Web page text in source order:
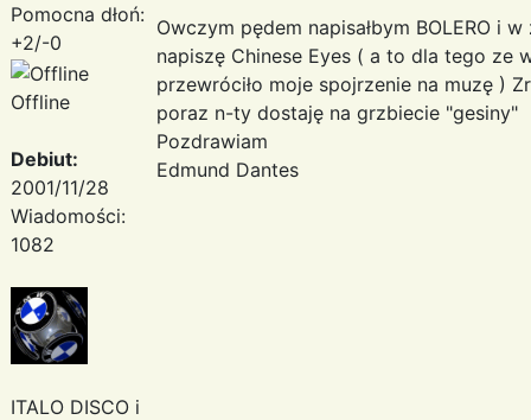
Pomocna dłoń:
+2/-0
Offline
Debiut:
2001/11/28
Wiadomości:
1082
ITALO DISCO i
Owczym pędem napisałbym BOLERO i
napiszę Chinese Eyes ( a to dla tego ze
przewróciło moje spojrzenie na muzę )
poraz n-ty dostaję na grzbiecie "gesiny"
Pozdrawiam
Edmund Dantes